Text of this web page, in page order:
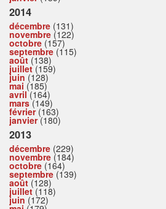
2014
décembre (131)
novembre (122)
octobre (157)
septembre (115)
août (138)
juillet(159)
juin (128)
mai (185)
avril(164)
mars(149)
février(163)
janvier(180)
2013
décembre (229)
novembre (184)
octobre (164)
septembre (139)
août (128)
juillet(118)
juin (172)